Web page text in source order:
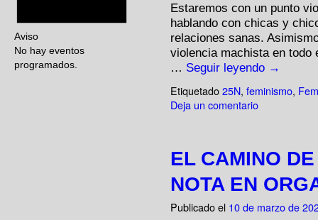
Aviso
No hay eventos
programados.
Estaremos con un punto
hablando con chicas y
relaciones sanas.
violencia machista en
… Seguir leyendo →
Etiquetado25N, feminismo,
Deja un comentario
EL CAMINO
NOTA EN
Publicado el 10 de marzo de